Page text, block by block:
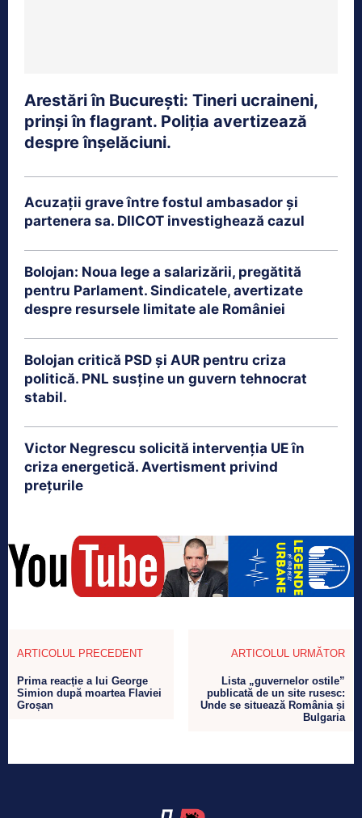
Arestări în București: Tineri ucraineni,
prinși în flagrant. Poliția avertizează
despre înșelăciuni.
Acuzații grave între fostul ambasador și
partenera sa. DIICOT investighează cazul
Bolojan: Noua lege a salarizării, pregătită
pentru Parlament. Sindicatele, avertizate
despre resursele limitate ale României
Bolojan critică PSD și AUR pentru criza
politică. PNL susține un guvern tehnocrat
stabil.
Victor Negrescu solicită intervenția UE în
criza energetică. Avertisment privind
prețurile
ARTICOLUL PRECEDENT
Prima reacție a lui George
Simion după moartea Flaviei
Groșan
ARTICOLUL URMĂTOR
Lista „guvernelor ostile”
publicată de un site rusesc:
Unde se situează România și
Bulgaria